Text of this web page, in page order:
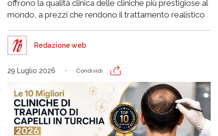
offrono la qualità clinica delle cliniche più prestigiose al
mondo, a prezzi che rendono il trattamento realistico
Redazione web
29 Luglio 2026 Condividi